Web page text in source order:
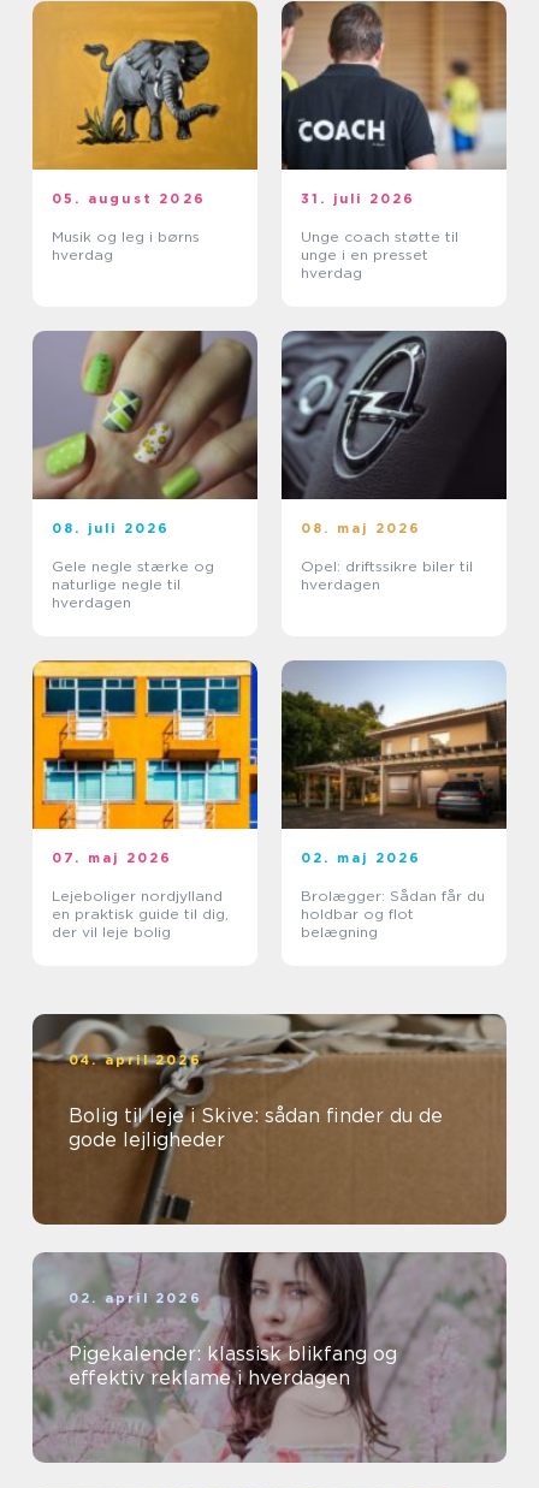
05. august 2026
Musik og leg i børns
hverdag
31. juli 2026
Unge coach støtte til
unge i en presset
hverdag
08. juli 2026
Gele negle stærke og
naturlige negle til
hverdagen
08. maj 2026
Opel: driftssikre biler til
hverdagen
07. maj 2026
Lejeboliger nordjylland
en praktisk guide til dig,
der vil leje bolig
02. maj 2026
Brolægger: Sådan får du
holdbar og flot
belægning
04. april 2026
Bolig til leje i Skive: sådan finder du de
gode lejligheder
02. april 2026
Pigekalender: klassisk blikfang og
effektiv reklame i hverdagen